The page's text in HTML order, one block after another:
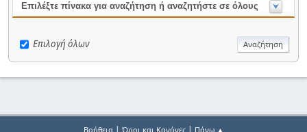
Επιλέξτε πίνακα για αναζήτηση ή αναζητήστε σε όλους
Επιλογή όλων
Βοήθεια Όροι και Κανόνες Πάνω ▲